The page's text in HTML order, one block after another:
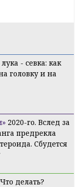
- севка: как
головку и на
2020-го. Вслед за
предрекла
Сбудется
Что делать?